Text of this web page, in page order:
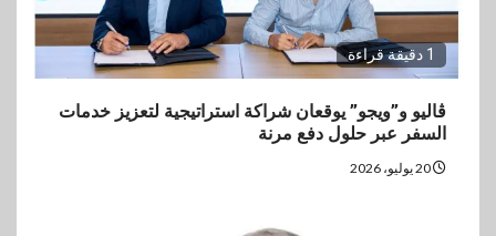
1 دقيقة قراءة
ڤاليو و”ويجو” يوقعان شراكة استراتيجية لتعزيز خدمات
السفر عبر حلول دفع مرنة